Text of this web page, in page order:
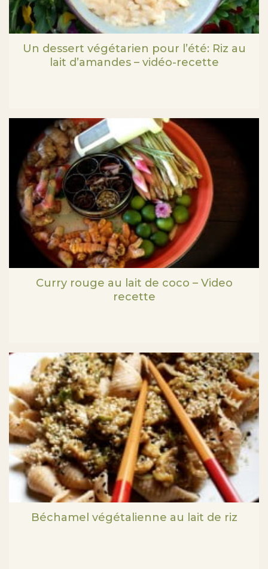
Un dessert végétarien pour l’été: Riz au
lait d’amandes – vidéo-recette
Curry rouge au lait de coco – Video
recette
Béchamel végétalienne au lait de riz